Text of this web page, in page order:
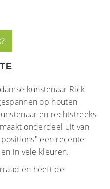
kunstenaar Rick
op houten
en rechtstreeks
onderdeel uit van
een recente
in vele kleuren.
en heeft de